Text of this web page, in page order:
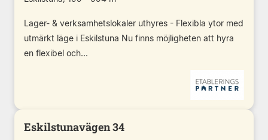
Lager- & verksamhetslokaler uthyres - Flexibla ytor med
utmärkt läge i Eskilstuna Nu finns möjligheten att hyra
en flexibel och...
Eskilstunavägen 34